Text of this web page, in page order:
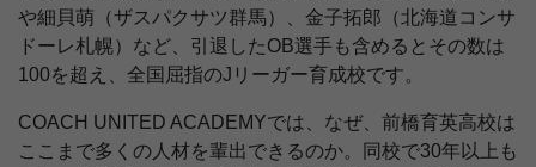
や細貝萌（ザスパクサツ群馬）、金子拓郎（北海道コンサ
ドーレ札幌）など、引退したOB選手も含めるとその数は
100を超え、全国屈指のJリーガー育成校です。
COACH UNITED ACADEMYでは、なぜ、前橋育英高校は
ここまで多くの人材を輩出できるのか。同校で30年以上も